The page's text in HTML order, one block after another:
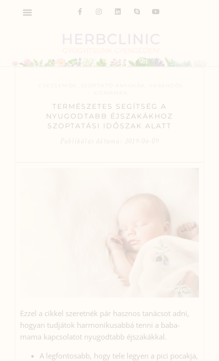
TERMÉSZETES SEGÍTSÉG A
NYUGODTABB ÉJSZAKÁKHOZ
SZOPTATÁSI IDŐSZAK ALATT
Ezzel a cikkel szeretnék pár hasznos tanácsot adni,
hogyan tudjátok harmonikusabbá tenni a baba-
mama kapcsolatot nyugodtabb éjszakákkal.
A legfontosabb, hogy tele legyen a pici pocakja,